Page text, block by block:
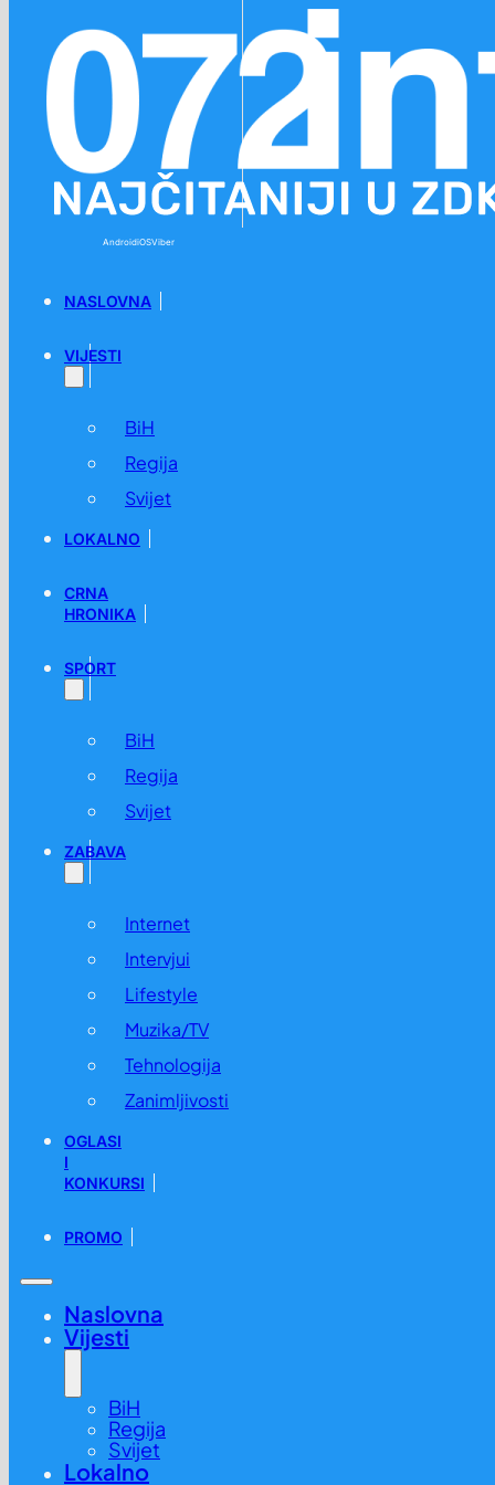
AndroidiOSViber
NASLOVNA
VIJESTI
BiH
Regija
Svijet
LOKALNO
CRNA
HRONIKA
SPORT
BiH
Regija
Svijet
ZABAVA
Internet
Intervjui
Lifestyle
Muzika/TV
Tehnologija
Zanimljivosti
OGLASI
I
KONKURSI
PROMO
Naslovna
Vijesti
BiH
Regija
Svijet
Lokalno